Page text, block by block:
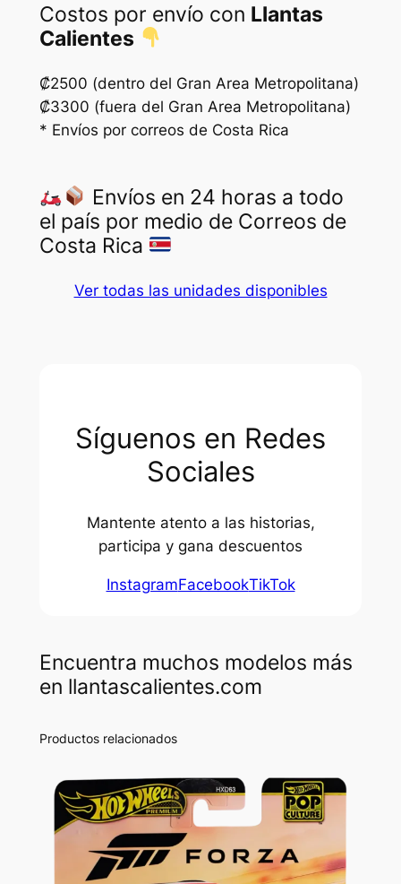
Costos por envío con Llantas
Calientes
₡2500 (dentro del Gran Area Metropolitana)
₡3300 (fuera del Gran Area Metropolitana)
* Envíos por correos de Costa Rica
Envíos en 24 horas a todo
el país por medio de Correos de
Costa Rica
Ver todas las unidades disponibles
Síguenos en Redes
Sociales
Mantente atento a las historias,
participa y gana descuentos
InstagramFacebookTikTok
Encuentra muchos modelos más
en llantascalientes.com
Productos relacionados